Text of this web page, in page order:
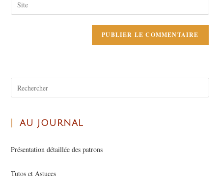
AU JOURNAL
Présentation détaillée des patrons
Tutos et Astuces